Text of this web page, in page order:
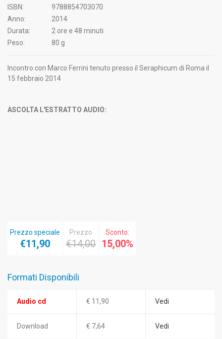
ISBN:
9788854703070
Anno:
2014
Durata:
2 ore e 48 minuti
Peso:
80 g
Incontro con Marco Ferrini tenuto presso il Seraphicum di Roma il
15 febbraio 2014
ASCOLTA L'ESTRATTO AUDIO:
Prezzo speciale
€11,90
Prezzo
€14,00
Sconto:
15,00%
Formati Disponibili
Audio cd € 11,90 Vedi
Download € 7,64 Vedi